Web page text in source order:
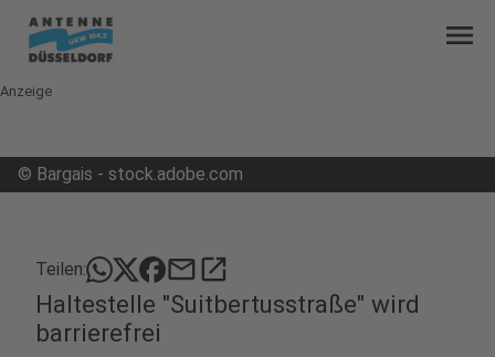
menu
Anzeige
© Bargais - stock.adobe.com
Teilen: mailopen_in_new
Haltestelle "Suitbertusstraße" wird
barrierefrei